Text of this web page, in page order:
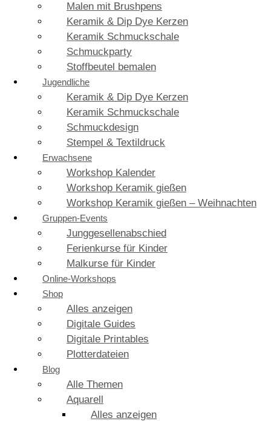
Malen mit Brushpens
Keramik & Dip Dye Kerzen
Keramik Schmuckschale
Schmuckparty
Stoffbeutel bemalen
Jugendliche
Keramik & Dip Dye Kerzen
Keramik Schmuckschale
Schmuckdesign
Stempel & Textildruck
Erwachsene
Workshop Kalender
Workshop Keramik gießen
Workshop Keramik gießen – Weihnachten
Gruppen-Events
Junggesellenabschied
Ferienkurse für Kinder
Malkurse für Kinder
Online-Workshops
Shop
Alles anzeigen
Digitale Guides
Digitale Printables
Plotterdateien
Blog
Alle Themen
Aquarell
Alles anzeigen